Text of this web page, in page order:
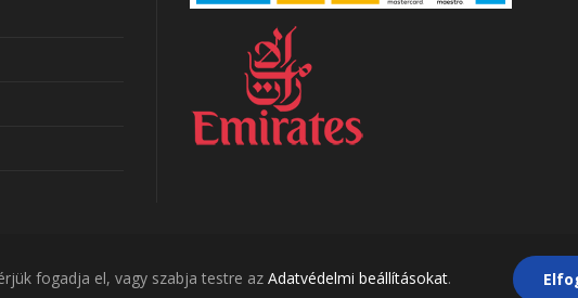
alapulnak, azonban a foglalás befejezésének időpontjáig
2022 vivefly.com, Minden jog fenntartva.
fogadja el, vagy szabja testre az Adatvédelmi beállításokat.